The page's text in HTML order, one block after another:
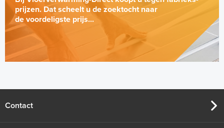
prijzen. Dat scheelt u de zoektocht naar
de voordeligste prijs...
Contact